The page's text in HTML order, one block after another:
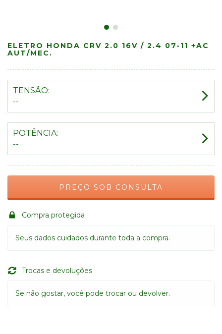
ELETRO HONDA CRV 2.0 16V / 2.4 07-11 +AC
AUT/MEC.
TENSÃO:
--
POTÊNCIA:
--
Compra protegida
Seus dados cuidados durante toda a compra.
Trocas e devoluções
Se não gostar, você pode trocar ou devolver.